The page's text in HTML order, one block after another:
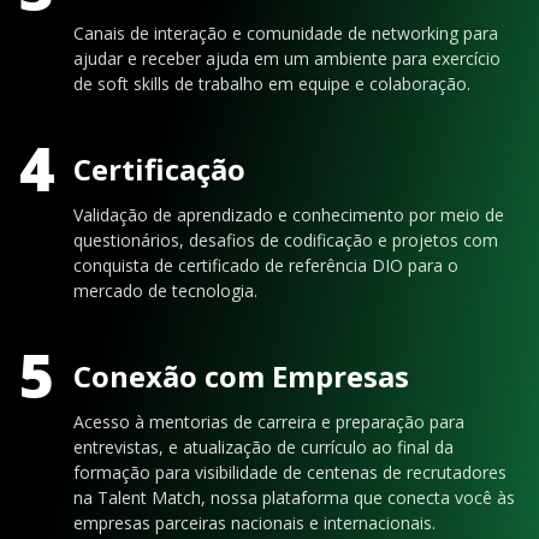
Canais de interação e comunidade de networking para
ajudar e receber ajuda em um ambiente para exercício
de soft skills de trabalho em equipe e colaboração.
4 Certificação
Validação de aprendizado e conhecimento por meio de
questionários, desafios de codificação e projetos com
conquista de certificado de referência DIO para o
mercado de tecnologia.
5 Conexão com Empresas
Acesso à mentorias de carreira e preparação para
entrevistas, e atualização de currículo ao final da
formação para visibilidade de centenas de recrutadores
na Talent Match, nossa plataforma que conecta você às
empresas parceiras nacionais e internacionais.